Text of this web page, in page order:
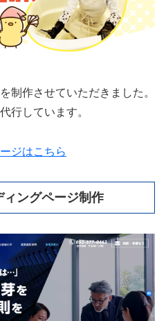
制作させていただきました。
行しています。
ジはこちら
ングページ制作